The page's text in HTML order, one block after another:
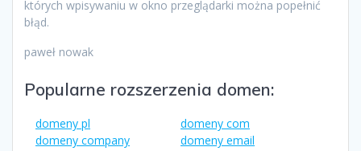
których wpisywaniu w okno przeglądarki można popełnić
błąd.
paweł nowak
Popularne rozszerzenia domen:
domeny pl
domeny com
domeny company
domeny email